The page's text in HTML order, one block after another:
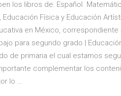
los libros de: Español.
Física y Educación
en México, correspondiente
para segundo grado |
de primaria el cual estamos
complementar los
lo …